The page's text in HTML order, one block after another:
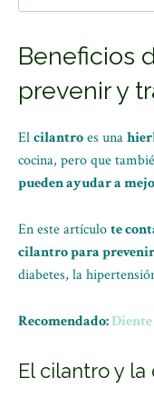
Beneficios
prevenir y
Elcilantroes una
cocina, pero que
pueden ayudar a
En este artículote
cilantro para
diabetes, la
Recomendado:
El cilantro y